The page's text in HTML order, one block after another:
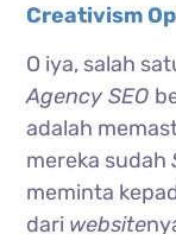
Creativism
O iya, salah
Agency SEO
adalah
mereka sudah
meminta
dari website